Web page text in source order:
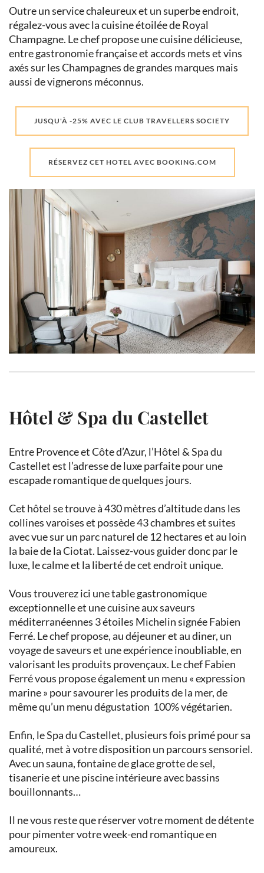
Outre un service chaleureux et un superbe endroit,
régalez-vous avec la cuisine étoilée de Royal
Champagne. Le chef propose une cuisine délicieuse,
entre gastronomie française et accords mets et vins
axés sur les Champagnes de grandes marques mais
aussi de vignerons méconnus.
JUSQU'À -25% AVEC LE CLUB TRAVELLERS SOCIETY
RÉSERVEZ CET HOTEL AVEC BOOKING.COM
Hôtel & Spa du Castellet
Entre Provence et Côte d’Azur, l’Hôtel & Spa du
Castellet est l’adresse de luxe parfaite pour une
escapade romantique de quelques jours.
Cet hôtel se trouve à 430 mètres d’altitude dans les
collines varoises et possède 43 chambres et suites
avec vue sur un parc naturel de 12 hectares et au loin
la baie de la Ciotat. Laissez-vous guider donc par le
luxe, le calme et la liberté de cet endroit unique.
Vous trouverez ici une table gastronomique
exceptionnelle et une cuisine aux saveurs
méditerranéennes 3 étoiles Michelin signée Fabien
Ferré. Le chef propose, au déjeuner et au diner, un
voyage de saveurs et une expérience inoubliable, en
valorisant les produits provençaux. Le chef Fabien
Ferré vous propose également un menu « expression
marine » pour savourer les produits de la mer, de
même qu’un menu dégustation 100% végétarien.
Enfin, le Spa du Castellet, plusieurs fois primé pour sa
qualité, met à votre disposition un parcours sensoriel.
Avec un sauna, fontaine de glace grotte de sel,
tisanerie et une piscine intérieure avec bassins
bouillonnants…
Il ne vous reste que réserver votre moment de détente
pour pimenter votre week-end romantique en
amoureux.